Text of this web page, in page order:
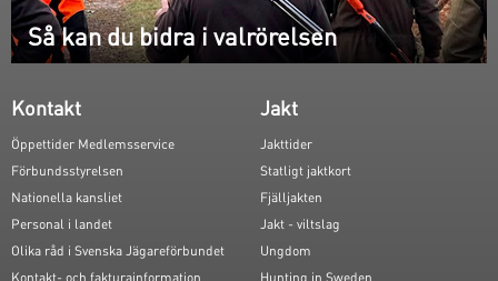
Så kan du bidra i valrörelsen
Kontakt
Öppettider Medlemsservice
Förbundsstyrelsen
Nationella kansliet
Personal i landet
Olika råd i Svenska Jägareförbundet
Kontakt- och fakturainformation
Jakt
Jakttider
Statligt jaktkort
Fjälljakten
Jakt - viltslag
Ungdom
Hunting in Sweden